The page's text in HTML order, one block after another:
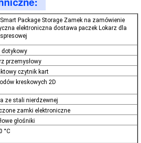
Package Storage Zamek na zamówienie
elektroniczna dostawa paczek Lokarz dla
dotykowy
przemysłowy
czytnik kart
kreskowych 2D
ze stali nierdzewnej
zamki elektroniczne
głośniki
°C